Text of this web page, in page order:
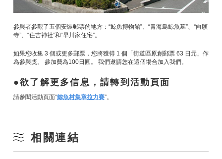
參與者參觀了五個安裝郵票的地方：“鯨魚博物館”、“青海島鯨魚墓”、“向願
寺”、“住吉神社”和“早川家住宅”。
如果您收集 3 個或更多郵票，您將獲得 1 個「街道區原創郵票 63 日元」作
為參與獎。 參加費為100日圓。 我們邀請您在這個場合加入我們。
欲了解更多信息，請轉到活動頁面
請參閱活動頁面“鯨魚村集章拉力賽”。
相關連結